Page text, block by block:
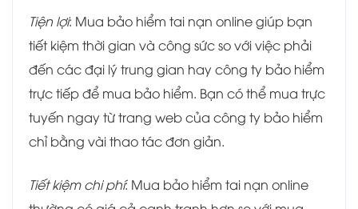
Tiện lợi: Mua bảo hiểm tai nạn online giúp bạn
tiết kiệm thời gian và công sức so với việc phải
đến các đại lý trung gian hay công ty bảo hiểm
trực tiếp để mua bảo hiểm. Bạn có thể mua trực
tuyến ngay từ trang web của công ty bảo hiểm
chỉ bằng vài thao tác đơn giản.
Tiết kiệm chi phí: Mua bảo hiểm tai nạn online